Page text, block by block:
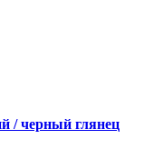
/ черный глянец